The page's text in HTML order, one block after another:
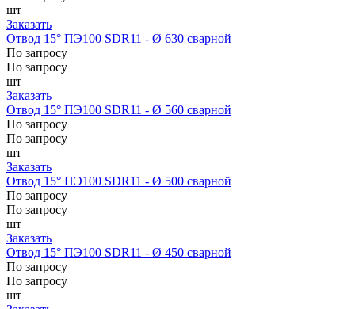
шт
Заказать
Отвод 15° ПЭ100 SDR11 - Ø 630 сварной
По запросу
По запросу
шт
Заказать
Отвод 15° ПЭ100 SDR11 - Ø 560 сварной
По запросу
По запросу
шт
Заказать
Отвод 15° ПЭ100 SDR11 - Ø 500 сварной
По запросу
По запросу
шт
Заказать
Отвод 15° ПЭ100 SDR11 - Ø 450 сварной
По запросу
По запросу
шт